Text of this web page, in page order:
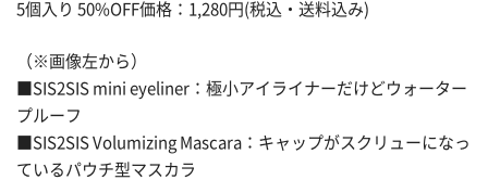
5個入り 50%OFF価格：1,280円(税込・送料込み)
（※画像左から）
■SIS2SIS mini eyeliner：極小アイライナーだけどウォーター
プルーフ
■SIS2SIS Volumizing Mascara：キャップがスクリューになっ
ているパウチ型マスカラ